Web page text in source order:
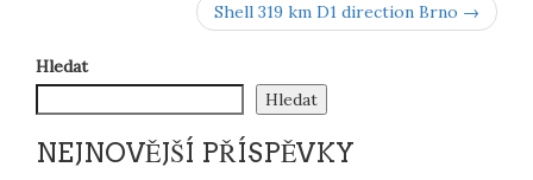
Shell 319 km D1 direction Brno →
Hledat
Hledat
NEJNOVĚJŠÍ PŘÍSPĚVKY